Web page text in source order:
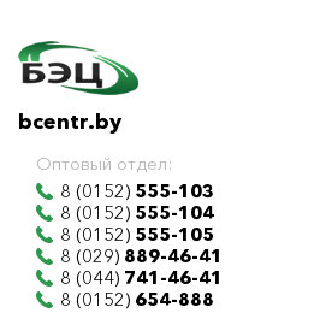
bcentr.by
Оптовый отдел:
8 (0152) 555-103
8 (0152) 555-104
8 (0152) 555-105
8 (029) 889-46-41
8 (044) 741-46-41
8 (0152) 654-888